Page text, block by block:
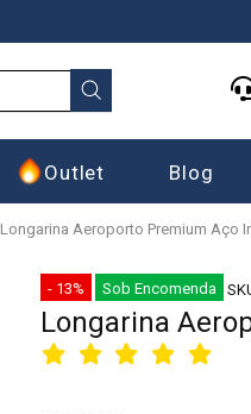
Outlet Blog
Longarina Aeroporto Premium Aço
- 13% Sob Encomenda
Longarina